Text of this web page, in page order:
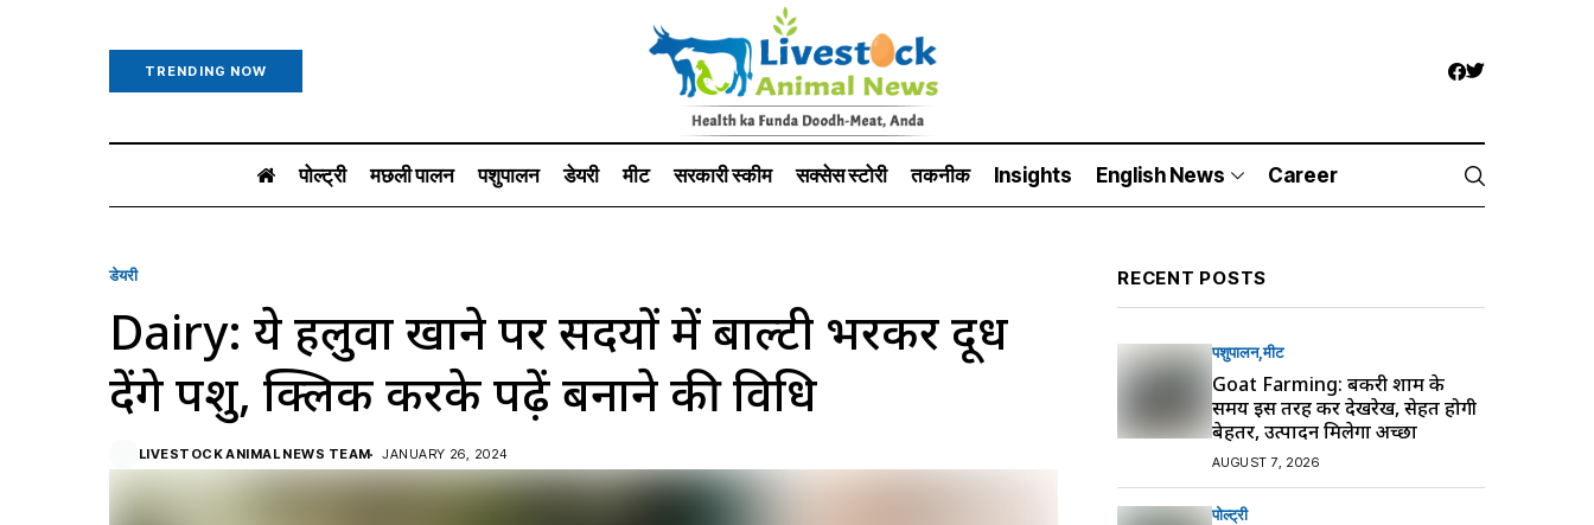
TRENDING NOW
पोल्ट्री मछली पालन पशुपालन डेयरी मीट सरकारी स्की‍म सक्सेस स्टो‍री तकनीक Insights English News Career
डेयरी
Dairy: ये हलुवा खाने पर सर्दियों में बाल्टी भरकर दूध
देंगे पशु, क्लिक करके पढ़ें बनाने की विधि
LIVESTOCK ANIMAL NEWS TEAM JANUARY 26, 2024
RECENT POSTS
पशुपालन मीट
Goat Farming: बकरी शाम के
समय इस तरह करें देखरेख, सेहत होगी
बेहतर, उत्पादन मिलेगा अच्छा
AUGUST 7, 2026
पोल्ट्री